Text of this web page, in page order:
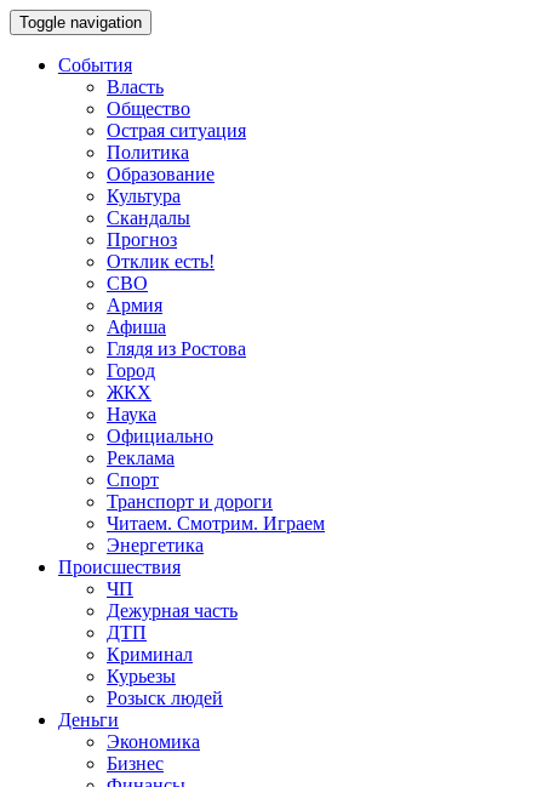
Toggle navigation
События
Власть
Общество
Острая ситуация
Политика
Образование
Культура
Скандалы
Прогноз
Отклик есть!
СВО
Армия
Афиша
Глядя из Ростова
Город
ЖКХ
Наука
Официально
Реклама
Спорт
Транспорт и дороги
Читаем. Смотрим. Играем
Энергетика
Происшествия
ЧП
Дежурная часть
ДТП
Криминал
Курьезы
Розыск людей
Деньги
Экономика
Бизнес